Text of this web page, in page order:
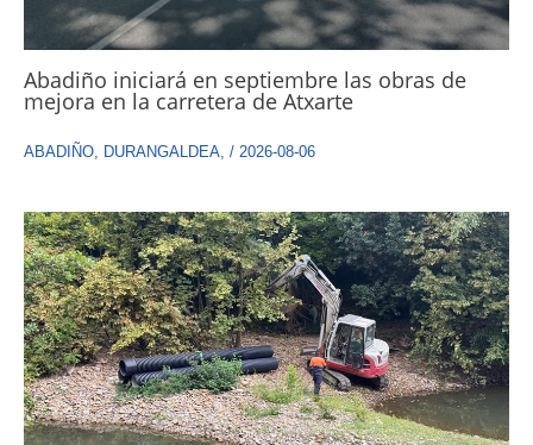
Abadiño iniciará en septiembre las obras de
mejora en la carretera de Atxarte
ABADIÑO DURANGALDEA / 2026-08-06